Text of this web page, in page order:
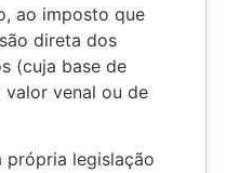
ao imposto que
direta dos
(cuja base de
venal ou de
própria legislação